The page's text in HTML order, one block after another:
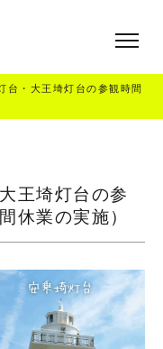
台・大王埼灯台の参観時間
王埼灯台の参
休業の実施）